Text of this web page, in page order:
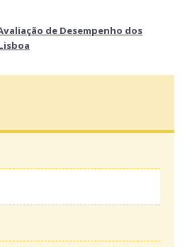
de Desempenho dos